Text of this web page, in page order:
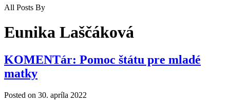
All Posts By
Eunika Laščáková
KOMENTár: Pomoc štátu pre mladé
matky
Posted on 30. apríla 2022